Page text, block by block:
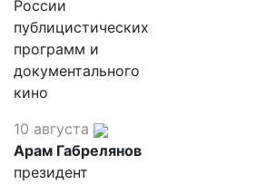
России
публицистических
программ и
документального
кино
10 августа
Арам Габрелянов
президент